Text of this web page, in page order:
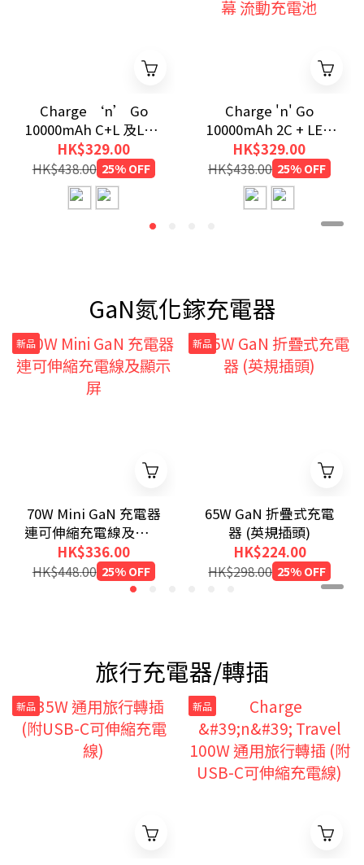
Charge ‘n’ Go
10000mAh C+L 及LED
螢幕 流動充電池
HK$329.00
HK$438.00 25% OFF
Charge 'n' Go
10000mAh 2C + LED
螢幕 流動充電池
HK$329.00
HK$438.00 25% OFF
GaN氮化鎵充電器
新品
70W Mini GaN 充電器
連可伸縮充電線及顯示
屏
HK$336.00
HK$448.00 25% OFF
新品
65W GaN 折疊式充電
器 (英規插頭)
HK$224.00
HK$298.00 25% OFF
旅行充電器/轉插
新品 新品